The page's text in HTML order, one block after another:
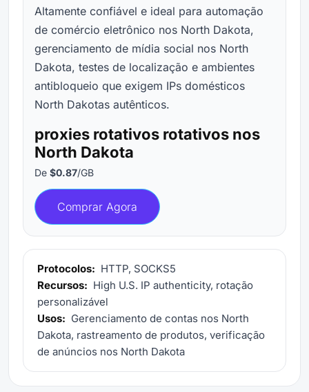
Altamente confiável e ideal para automação
de comércio eletrônico nos North Dakota,
gerenciamento de mídia social nos North
Dakota, testes de localização e ambientes
antibloqueio que exigem IPs domésticos
North Dakotas autênticos.
proxies rotativos rotativos nos
North Dakota
De $0.87/GB
Comprar Agora
Protocolos: HTTP, SOCKS5
Recursos: High U.S. IP authenticity, rotação
personalizável
Usos: Gerenciamento de contas nos North
Dakota, rastreamento de produtos, verificação
de anúncios nos North Dakota